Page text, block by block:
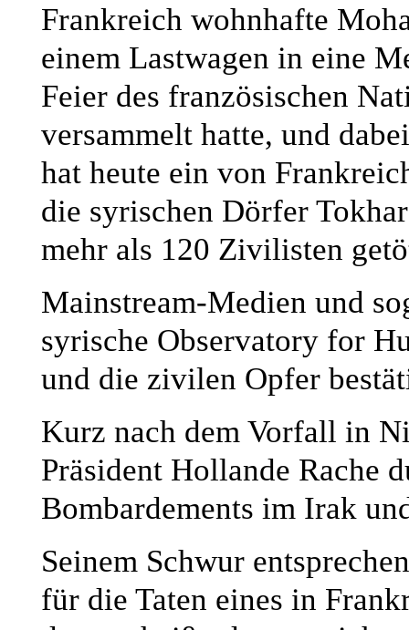
Frankreich wohnhafte
einem Lastwagen in eine
Feier des französischen
versammelt hatte, und
hat heute ein von
die syrischen Dörfer
mehr als 120 Zivilisten
Mainstream-Medien und
syrische Observatory for
und die zivilen Opfer
Kurz nach dem Vorfall in
Präsident Hollande Rache
Bombardements im Irak
Seinem Schwur
für die Taten eines in